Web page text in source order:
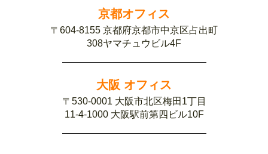
京都オフィス
〒604-8155 京都府京都市中京区占出町
308ヤマチュウビル4F
大阪 オフィス
〒530-0001 大阪市北区梅田1丁目
11-4-1000 大阪駅前第四ビル10F